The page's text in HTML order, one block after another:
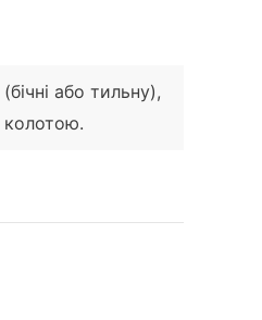
або тильну),
колотою.